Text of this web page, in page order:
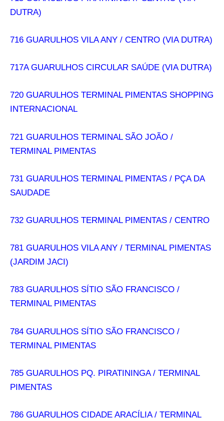
DUTRA)
716 GUARULHOS VILA ANY / CENTRO (VIA DUTRA)
717A GUARULHOS CIRCULAR SAÚDE (VIA DUTRA)
720 GUARULHOS TERMINAL PIMENTAS SHOPPING
INTERNACIONAL
721 GUARULHOS TERMINAL SÃO JOÃO /
TERMINAL PIMENTAS
731 GUARULHOS TERMINAL PIMENTAS / PÇA DA
SAUDADE
732 GUARULHOS TERMINAL PIMENTAS / CENTRO
781 GUARULHOS VILA ANY / TERMINAL PIMENTAS
(JARDIM JACI)
783 GUARULHOS SÍTIO SÃO FRANCISCO /
TERMINAL PIMENTAS
784 GUARULHOS SÍTIO SÃO FRANCISCO /
TERMINAL PIMENTAS
785 GUARULHOS PQ. PIRATININGA / TERMINAL
PIMENTAS
786 GUARULHOS CIDADE ARACÍLIA / TERMINAL